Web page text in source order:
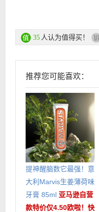
35 人认为值得买！
推荐您可能喜欢：
提神醒脑数它最强！意
大利Marvis生姜薄荷味
牙膏 85ml 亚马逊自营
款特价仅4.50欧啦！快